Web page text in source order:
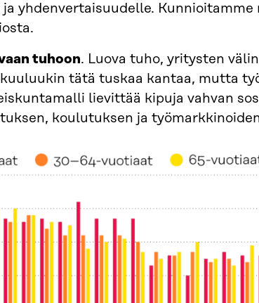
yhdenvertaisuudelle.
tuhoon. Luova tuho, yritysten
tätä tuskaa kantaa, mutta
lievittää kipuja vahvan
koulutuksen ja